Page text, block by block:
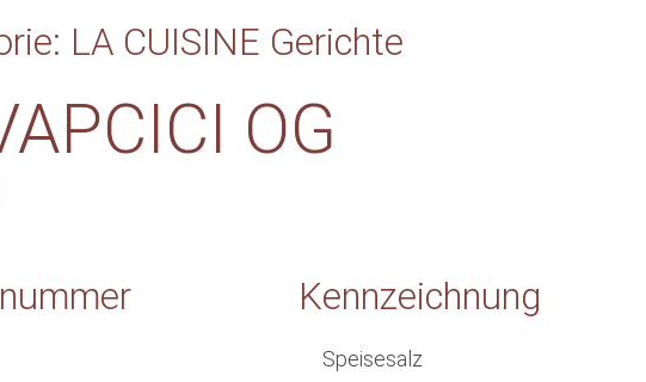
LA CUISINE Gerichte
OG
Kennzeichnung
Speisesalz